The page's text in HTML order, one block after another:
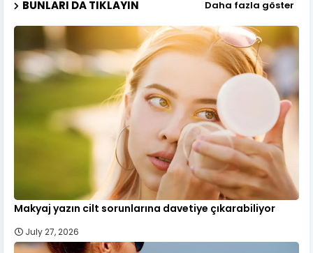
BUNLARI DA TIKLAYIN Daha fazla göster
Makyaj yazın cilt sorunlarına davetiye çıkarabiliyor
July 27, 2026